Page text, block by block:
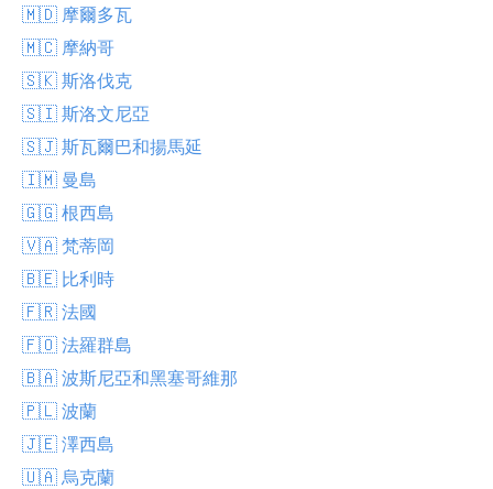
🇲🇩 摩爾多瓦
🇲🇨 摩納哥
🇸🇰 斯洛伐克
🇸🇮 斯洛文尼亞
🇸🇯 斯瓦爾巴和揚馬延
🇮🇲 曼島
🇬🇬 根西島
🇻🇦 梵蒂岡
🇧🇪 比利時
🇫🇷 法國
🇫🇴 法羅群島
🇧🇦 波斯尼亞和黑塞哥維那
🇵🇱 波蘭
🇯🇪 澤西島
🇺🇦 烏克蘭